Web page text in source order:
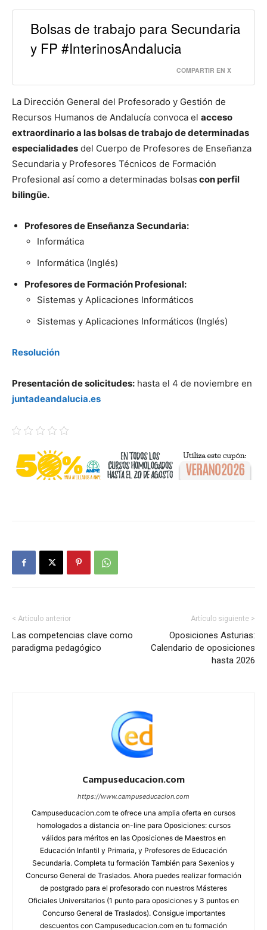
Bolsas de trabajo para Secundaria
y FP #InterinosAndalucia
COMPARTIR EN X
La Dirección General del Profesorado y Gestión de
Recursos Humanos de Andalucía convoca el acceso
extraordinario a las bolsas de trabajo de determinadas
especialidades del Cuerpo de Profesores de Enseñanza
Secundaria y Profesores Técnicos de Formación
Profesional así como a determinadas bolsas con perfil
bilingüe.
Profesores de Enseñanza Secundaria:
Informática
Informática (Inglés)
Profesores de Formación Profesional:
Sistemas y Aplicaciones Informáticos
Sistemas y Aplicaciones Informáticos (Inglés)
Resolución
Presentación de solicitudes: hasta el 4 de noviembre en
juntadeandalucia.es
< Artículo anterior
Las competencias clave como
paradigma pedagógico
Artículo siguiente >
Oposiciones Asturias:
Calendario de oposiciones
hasta 2026
Campuseducacion.com
https://www.campuseducacion.com
Campuseducacion.com te ofrece una amplia oferta en cursos
homologados a distancia on-line para Oposiciones: cursos
válidos para méritos en las Oposiciones de Maestros en
Educación Infantil y Primaria, y Profesores de Educación
Secundaria. Completa tu formación También para Sexenios y
Concurso General de Traslados. Ahora puedes realizar formación
de postgrado para el profesorado con nuestros Másteres
Oficiales Universitarios (1 punto para oposiciones y 3 puntos en
Concurso General de Traslados). Consigue importantes
descuentos con Campuseducacion.com en tu formación